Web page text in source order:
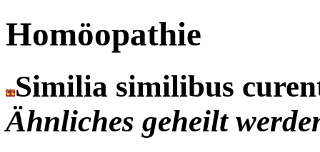
Homöopathie
Similia similibus
Ähnliches geheilt